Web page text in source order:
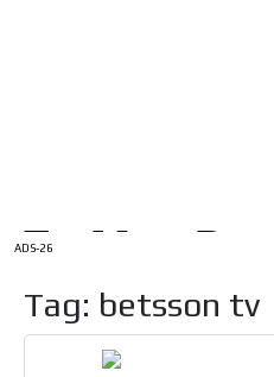
ADS-26
Tag: betsson tv